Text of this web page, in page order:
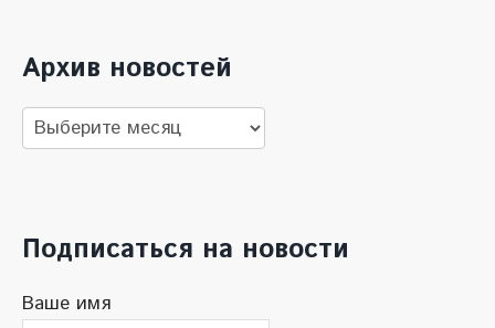
Архив новостей
Архив
новостей
Подписаться на новости
Ваше имя